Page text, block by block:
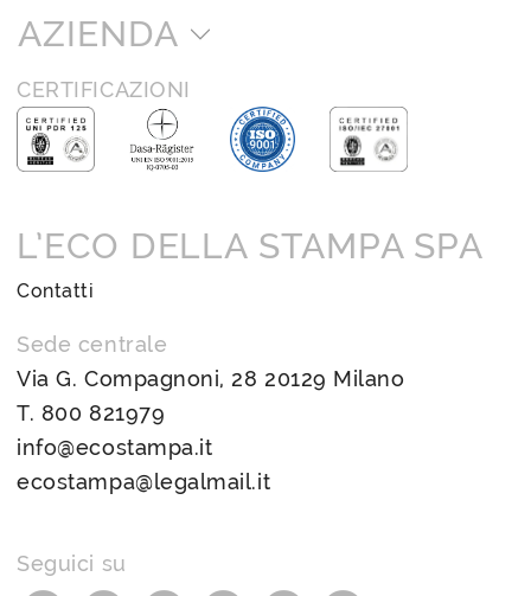
AZIENDA
CERTIFICAZIONI
L’ECO DELLA STAMPA SPA
Contatti
Sede centrale
Via G. Compagnoni, 28 20129 Milano
T. 800 821979
info@ecostampa.it
ecostampa@legalmail.it
Seguici su